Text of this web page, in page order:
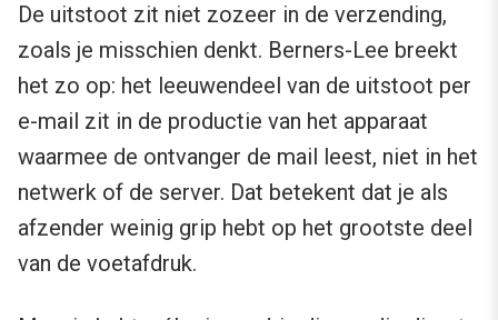
De uitstoot zit niet zozeer in de verzending,
zoals je misschien denkt. Berners-Lee breekt
het zo op: het leeuwendeel van de uitstoot per
e-mail zit in de productie van het apparaat
waarmee de ontvanger de mail leest, niet in het
netwerk of de server. Dat betekent dat je als
afzender weinig grip hebt op het grootste deel
van de voetafdruk.